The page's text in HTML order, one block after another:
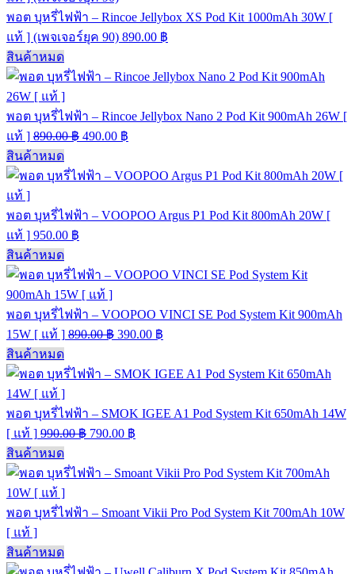
พอต บุหรี่ไฟฟ้า – Rincoe Jellybox XS Pod Kit 1000mAh 30W [
แท้ ] (เพจเจอร์ยุค 90) 890.00 ฿
สินค้าหมด
พอต บุหรี่ไฟฟ้า – Rincoe Jellybox Nano 2 Pod Kit 900mAh 26W [
แท้ ] 890.00฿ 490.00 ฿
สินค้าหมด
พอต บุหรี่ไฟฟ้า – VOOPOO Argus P1 Pod Kit 800mAh 20W [
แท้ ] 950.00 ฿
สินค้าหมด
พอต บุหรี่ไฟฟ้า – VOOPOO VINCI SE Pod System Kit 900mAh
15W [ แท้ ] 890.00฿ 390.00 ฿
สินค้าหมด
พอต บุหรี่ไฟฟ้า – SMOK IGEE A1 Pod System Kit 650mAh 14W
[ แท้ ] 990.00฿ 790.00 ฿
สินค้าหมด
พอต บุหรี่ไฟฟ้า – Smoant Vikii Pro Pod System Kit 700mAh 10W
[ แท้ ]
สินค้าหมด